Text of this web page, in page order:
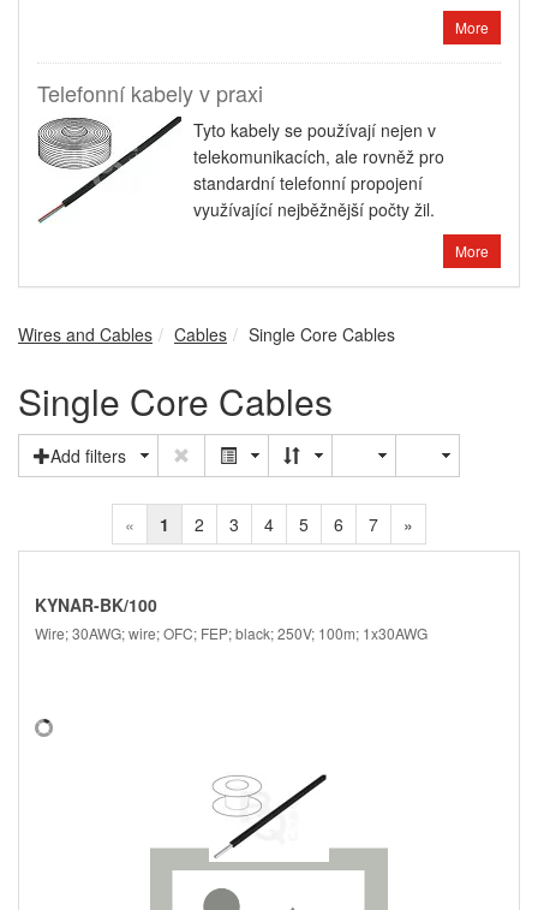
More
Telefonní kabely v praxi
Tyto kabely se používají nejen v
telekomunikacích, ale rovněž pro
standardní telefonní propojení
využívající nejběžnější počty žil.
More
Wires and Cables Cables Single Core Cables
Single Core Cables
Add filters
« 1 2 3 4 5 6 7 »
KYNAR-BK/100
Wire; 30AWG; wire; OFC; FEP; black; 250V; 100m; 1x30AWG